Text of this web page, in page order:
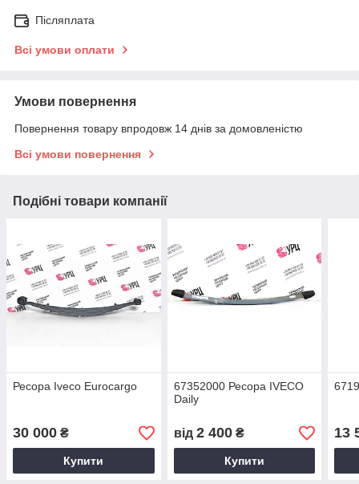
Післяплата
Всі умови оплати
Умови повернення
Повернення товару впродовж 14 днів за домовленістю
Всі умови повернення
Подібні товари компанії
Ресора Iveco Eurocargo
30 000 ₴
Купити
67352000 Ресора IVECO
Daily
від 2 400₴
Купити
13